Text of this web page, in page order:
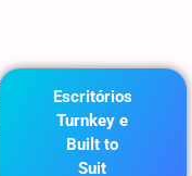
Escritórios
Turnkey e
Built to
Suit